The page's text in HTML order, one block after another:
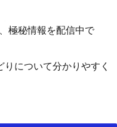
極秘情報を配信中で
りについて分かりやすく